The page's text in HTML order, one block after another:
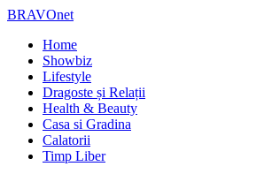
BRAVOnet
Home
Showbiz
Lifestyle
Dragoste și Relații
Health & Beauty
Casa si Gradina
Calatorii
Timp Liber